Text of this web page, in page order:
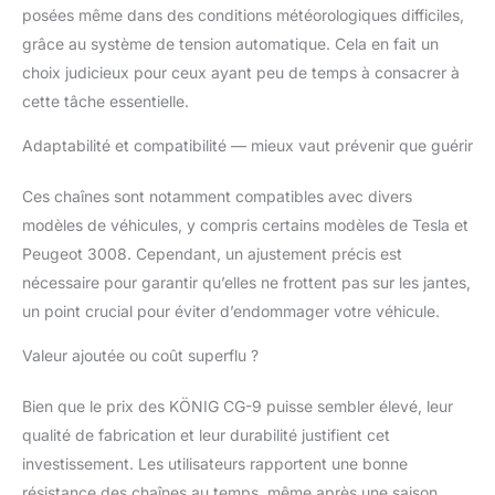
système Wheel-Shield
Level 1 de König, tous
susceptibles d'entrer
recouverts d'un
résistant aux rayures.
APPROUVÉE :La König
CG-9 est certifiée
dernières normes Ö-
Norm V5117 et EN
répondant ainsi à
légales applicables aux
chaînes à neige dans le
monde entier. Le
produit et son
posées même dans des conditions météorologiques difficiles,
grâce au système de tension automatique. Cela en fait un
choix judicieux pour ceux ayant peu de temps à consacrer à
cette tâche essentielle.
Adaptabilité et compatibilité — mieux vaut prévenir que guérir
Ces chaînes sont notamment compatibles avec divers
modèles de véhicules, y compris certains modèles de Tesla et
Peugeot 3008. Cependant, un ajustement précis est
nécessaire pour garantir qu’elles ne frottent pas sur les jantes,
un point crucial pour éviter d’endommager votre véhicule.
Valeur ajoutée ou coût superflu ?
Bien que le prix des KÖNIG CG-9 puisse sembler élevé, leur
qualité de fabrication et leur durabilité justifient cet
investissement. Les utilisateurs rapportent une bonne